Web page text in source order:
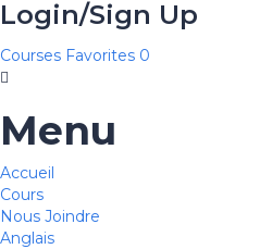
Login/Sign Up
Courses Favorites 0
Menu
Accueil
Cours
Nous Joindre
Anglais